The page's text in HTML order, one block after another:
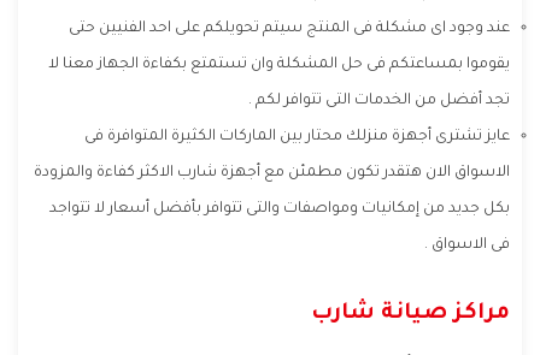
عند وجود اى مشكلة فى المنتج سيتم تحويلكم على احد الفنيين حتى
يقوموا بمساعتكم فى حل المشكلة وان تستمتع بكفاءة الجهاز معنا لا
تجد أفضل من الخدمات التى تتوافر لكم .
عايز تشترى أجهزة منزلك محتار بين الماركات الكثيرة المتوافرة فى
الاسواق الان هتقدر تكون مطمئن مع أجهزة شارب الاكثر كفاءة والمزودة
بكل جديد من إمكانيات ومواصفات والتى تتوافر بأفضل أسعار لا تتواجد
فى الاسواق .
مراكز صيانة شارب